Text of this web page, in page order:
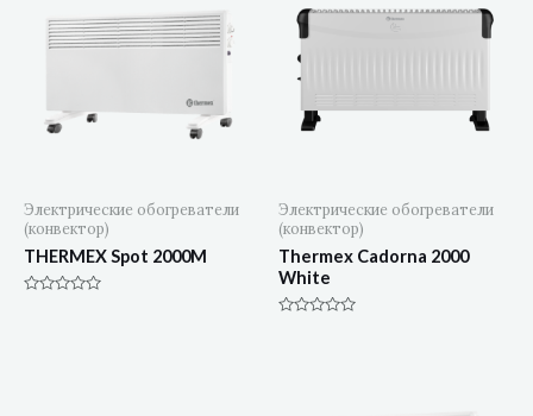
Электрические обогреватели
(конвектор)
THERMEX Spot 2000M
Электрические обогреватели
(конвектор)
Thermex Cadorna 2000
White